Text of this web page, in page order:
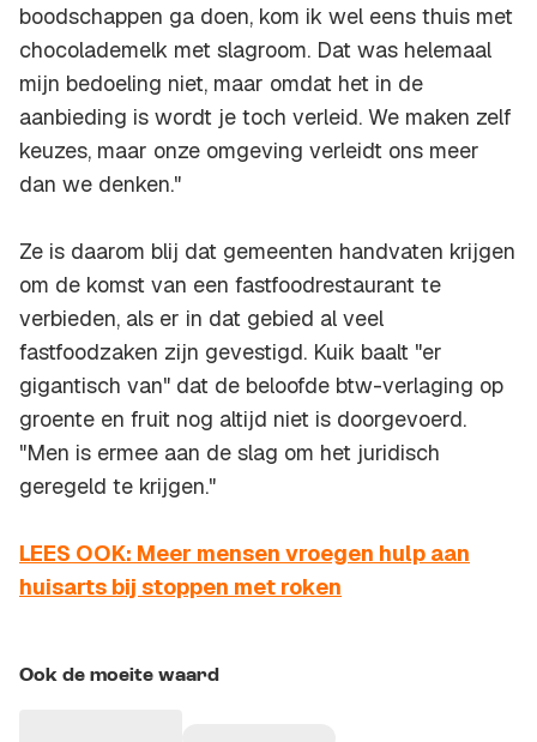
boodschappen ga doen, kom ik wel eens thuis met
chocolademelk met slagroom. Dat was helemaal
mijn bedoeling niet, maar omdat het in de
aanbieding is wordt je toch verleid. We maken zelf
keuzes, maar onze omgeving verleidt ons meer
dan we denken."
Ze is daarom blij dat gemeenten handvaten krijgen
om de komst van een fastfoodrestaurant te
verbieden, als er in dat gebied al veel
fastfoodzaken zijn gevestigd. Kuik baalt "er
gigantisch van" dat de beloofde btw-verlaging op
groente en fruit nog altijd niet is doorgevoerd.
"Men is ermee aan de slag om het juridisch
geregeld te krijgen."
LEES OOK: Meer mensen vroegen hulp aan
huisarts bij stoppen met roken
Ook de moeite waard